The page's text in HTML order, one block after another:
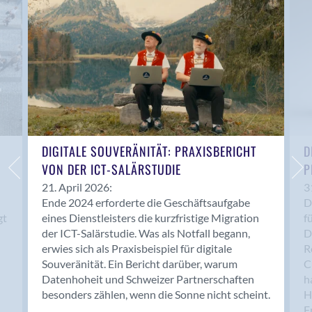
Anwil
Appenzell
Au SG
Baar
Baden
Balsthal
Balzers
Basel
Bassersdorf
Belp
Bendern
Benken (SG)
Bergdietikon
Berlin
Bern
Bern - Liebefeld
DIGITALE SOUVERÄNITÄT: PRAXISBERICHT
VON DER ICT-SALÄRSTUDIE
21. April 2026:
Ende 2024 erforderte die Geschäftsaufgabe
eines Dienstleisters die kurzfristige Migration
der ICT-Salärstudie. Was als Notfall begann,
erwies sich als Praxisbeispiel für digitale
Souveränität. Ein Bericht darüber, warum
Datenhoheit und Schweizer Partnerschaften
besonders zählen, wenn die Sonne nicht scheint.